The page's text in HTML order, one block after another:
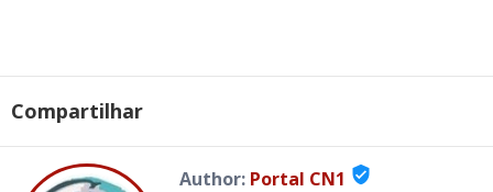
Compartilhar
Author: Portal CN1 verified_user